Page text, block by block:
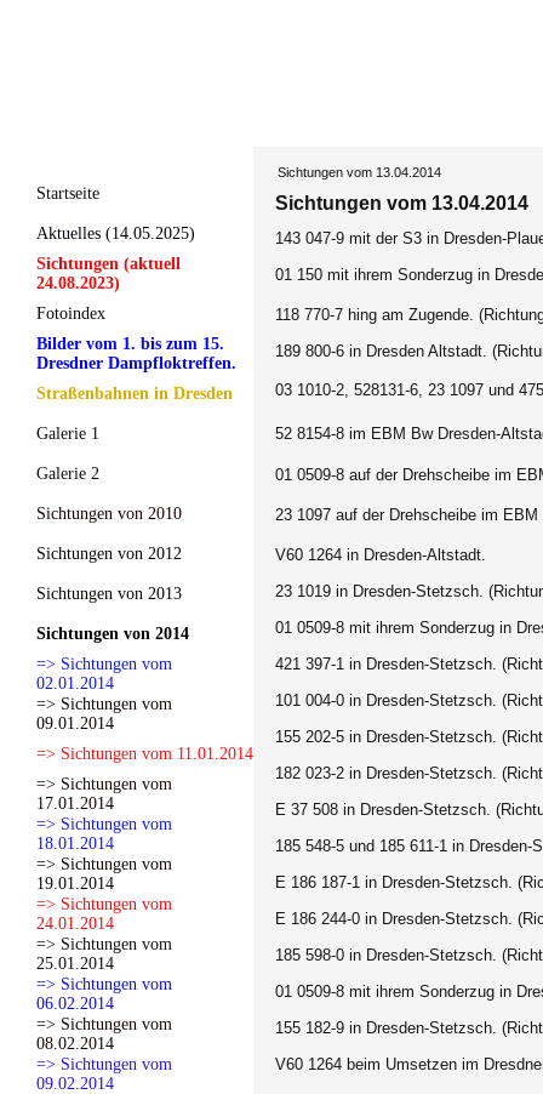
Startseite
Aktuelles (14.05.2025)
Sichtungen (aktuell
24.08.2023)
Fotoindex
Bilder vom 1. bis zum 15.
Dresdner Dampfloktreffen.
Straßenbahnen in Dresden
Galerie 1
Galerie 2
Sichtungen von 2010
Sichtungen von 2012
Sichtungen von 2013
Sichtungen von 2014
=> Sichtungen vom
02.01.2014
=> Sichtungen vom
09.01.2014
=> Sichtungen vom 11.01.2014
=> Sichtungen vom
17.01.2014
=> Sichtungen vom
18.01.2014
=> Sichtungen vom
19.01.2014
=> Sichtungen vom
24.01.2014
=> Sichtungen vom
25.01.2014
=> Sichtungen vom
06.02.2014
=> Sichtungen vom
08.02.2014
=> Sichtungen vom
09.02.2014
Sichtungen vom 13.04.2014
Sichtungen vom 13.04.2014
143 047-9 mit der S3 in Dresden-
01 150 mit ihrem Sonderzug in
118 770-7 hing am Zugende.
189 800-6 in Dresden Altstadt.
03 1010-2, 528131-6, 23 1097 und
52 8154-8 im EBM Bw Dresden-
01 0509-8 auf der Drehscheibe im
23 1097 auf der Drehscheibe im
V60 1264 in Dresden-Altstadt.
23 1019 in Dresden-Stetzsch.
01 0509-8 mit ihrem Sonderzug in
421 397-1 in Dresden-Stetzsch.
101 004-0 in Dresden-Stetzsch.
155 202-5 in Dresden-Stetzsch.
182 023-2 in Dresden-Stetzsch.
E 37 508 in Dresden-Stetzsch.
185 548-5 und 185 611-1 in
E 186 187-1 in Dresden-Stetzsch.
E 186 244-0 in Dresden-Stetzsch.
185 598-0 in Dresden-Stetzsch.
01 0509-8 mit ihrem Sonderzug in
155 182-9 in Dresden-Stetzsch.
V60 1264 beim Umsetzen im